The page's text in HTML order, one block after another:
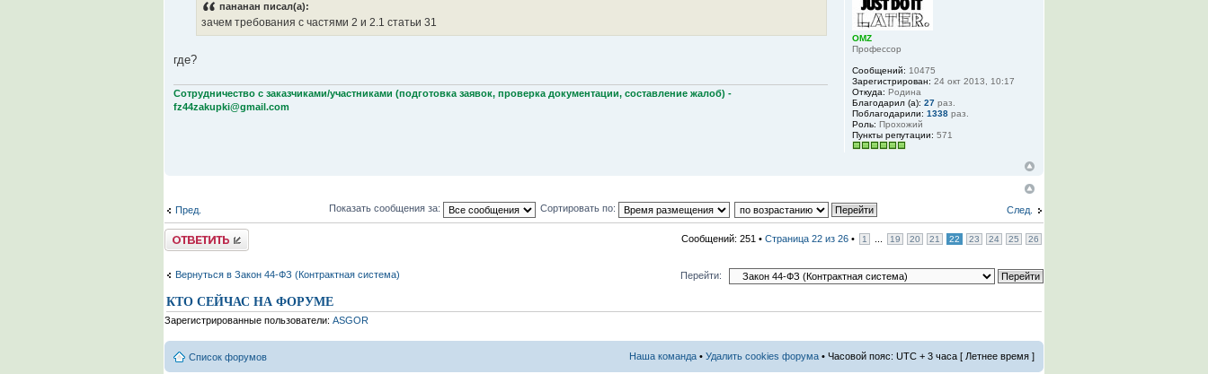
пананан писал(а):
зачем требования с частями 2 и 2.1 статьи 31
где?
Сотрудничество с заказчиками/участниками (подготовка заявок, проверка документации, составление жалоб) -
fz44zakupki@gmail.com
OMZ
Профессор
Сообщений: 10475
Зарегистрирован: 24 окт 2013, 10:17
Откуда: Родина
Благодарил (а): 27 раз.
Поблагодарили: 1338 раз.
Роль: Прохожий
Пункты репутации: 571
Пред. След.
Показать сообщения за: Сортировать по:
Комментировать Сообщений: 251 • Страница 22 из 26 • 1 19 20 21 22 23 24 25 26
Вернуться в Закон 44-ФЗ (Контрактная система) Перейти:
КТО СЕЙЧАС НА ФОРУМЕ
Зарегистрированные пользователи: ASGOR
Список форумов Наша команда • Удалить cookies форума • Часовой пояс: UTC + 3 часа [ Летнее время ]